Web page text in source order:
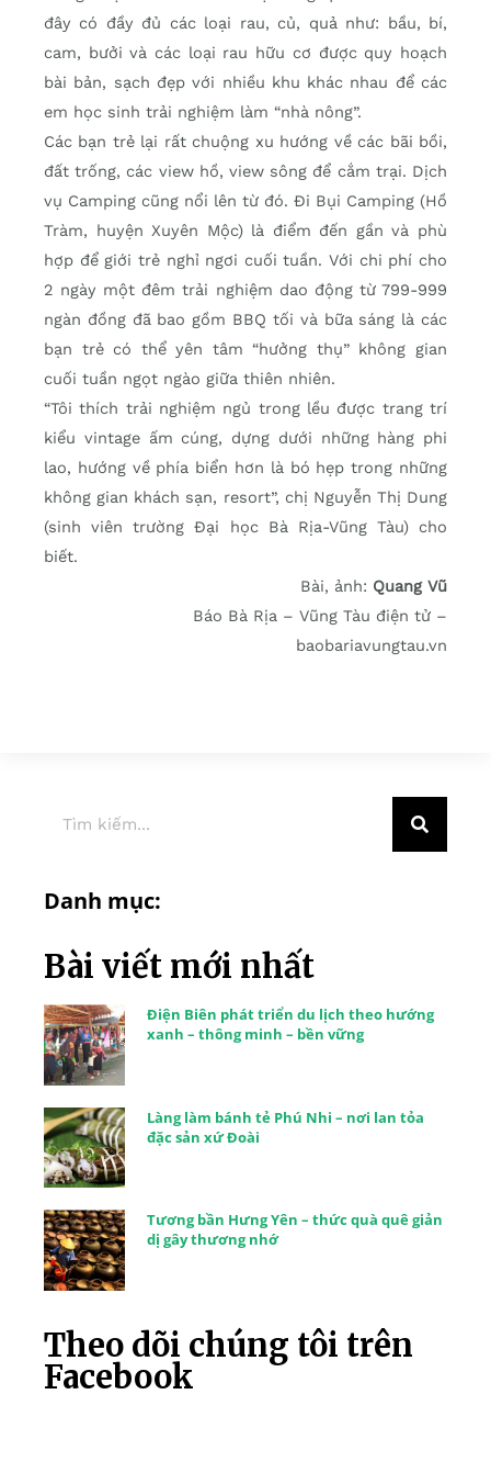
đây có đầy đủ các loại rau, củ, quả như: bầu, bí,
cam, bưởi và các loại rau hữu cơ được quy hoạch
bài bản, sạch đẹp với nhiều khu khác nhau để các
em học sinh trải nghiệm làm “nhà nông”.
Các bạn trẻ lại rất chuộng xu hướng về các bãi bồi,
đất trống, các view hồ, view sông để cắm trại. Dịch
vụ Camping cũng nổi lên từ đó. Đi Bụi Camping (Hồ
Tràm, huyện Xuyên Mộc) là điểm đến gần và phù
hợp để giới trẻ nghỉ ngơi cuối tuần. Với chi phí cho
2 ngày một đêm trải nghiệm dao động từ 799-999
ngàn đồng đã bao gồm BBQ tối và bữa sáng là các
bạn trẻ có thể yên tâm “hưởng thụ” không gian
cuối tuần ngọt ngào giữa thiên nhiên.
“Tôi thích trải nghiệm ngủ trong lều được trang trí
kiểu vintage ấm cúng, dựng dưới những hàng phi
lao, hướng về phía biển hơn là bó hẹp trong những
không gian khách sạn, resort”, chị Nguyễn Thị Dung
(sinh viên trường Đại học Bà Rịa-Vũng Tàu) cho
biết.
Bài, ảnh: Quang Vũ
Báo Bà Rịa – Vũng Tàu điện tử –
baobariavungtau.vn
Danh mục:
Bài viết mới nhất
Điện Biên phát triển du lịch theo hướng
xanh – thông minh – bền vững
Làng làm bánh tẻ Phú Nhi – nơi lan tỏa
đặc sản xứ Đoài
Tương bần Hưng Yên – thức quà quê giản
dị gây thương nhớ
Theo dõi chúng tôi trên
Facebook